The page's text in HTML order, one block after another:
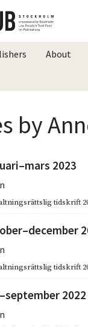
About
by
2023
tidskrift
tidskrift
2022